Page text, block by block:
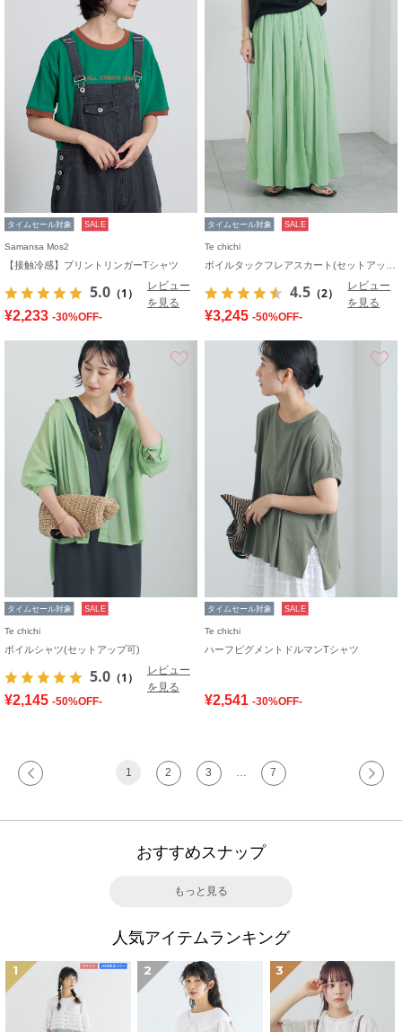
タイムセール対象 SALE
Samansa Mos2
【接触冷感】プリントリンガーTシャツ
5.0 （1）
レビュー
を見る
¥2,233 -30%OFF-
タイムセール対象 SALE
Te chichi
4.5 （2）
レビュー
を見る
¥3,245 -50%OFF-
タイムセール対象 SALE
Te chichi
ボイルシャツ(セットアップ可)
5.0 （1）
レビュー
を見る
¥2,145 -50%OFF-
タイムセール対象 SALE
Te chichi
ハーフピグメントドルマンTシャツ
¥2,541 -30%OFF-
1 2 3 7
おすすめスナップ
もっと見る
人気アイテムランキング
1 2 3